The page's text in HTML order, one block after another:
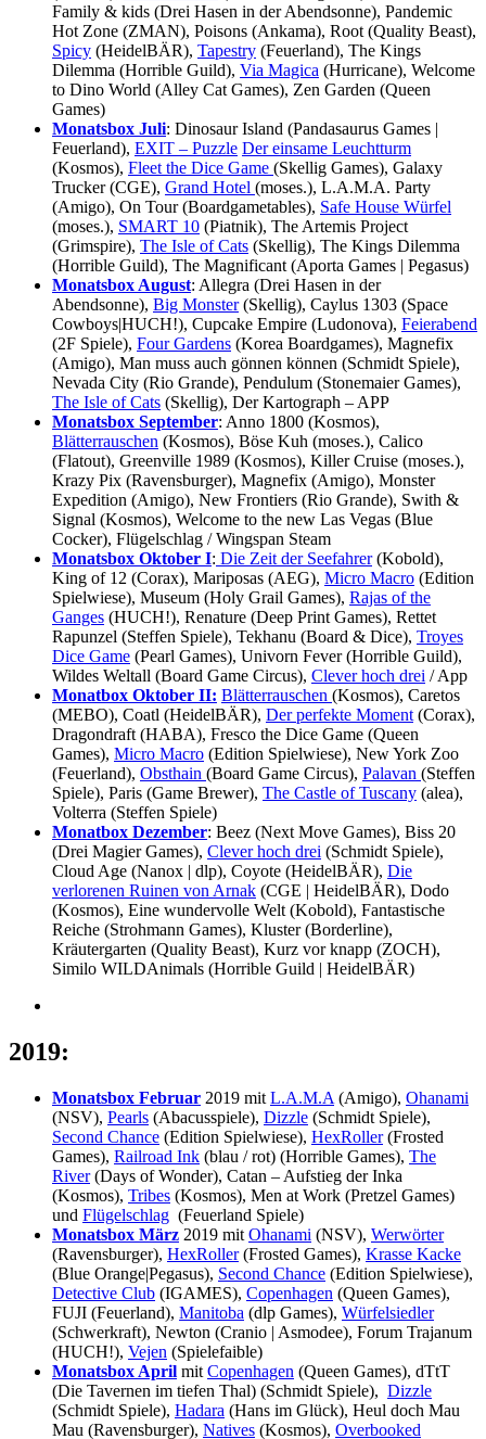
Family & kids (Drei Hasen in der Abendsonne), Pandemic
Hot Zone (ZMAN), Poisons (Ankama), Root (Quality Beast),
Spicy (HeidelBÄR), Tapestry (Feuerland), The Kings
Dilemma (Horrible Guild), Via Magica (Hurricane), Welcome
to Dino World (Alley Cat Games), Zen Garden (Queen
Games)
Monatsbox Juli: Dinosaur Island (Pandasaurus Games |
Feuerland), EXIT – Puzzle Der einsame Leuchtturm
(Kosmos), Fleet the Dice Game (Skellig Games), Galaxy
Trucker (CGE), Grand Hotel (moses.), L.A.M.A. Party
(Amigo), On Tour (Boardgametables), Safe House Würfel
(moses.), SMART 10 (Piatnik), The Artemis Project
(Grimspire), The Isle of Cats (Skellig), The Kings Dilemma
(Horrible Guild), The Magnificant (Aporta Games | Pegasus)
Monatsbox August: Allegra (Drei Hasen in der
Abendsonne), Big Monster(Skellig), Caylus 1303 (Space
Cowboys|HUCH!), Cupcake Empire (Ludonova), Feierabend
(2F Spiele), Four Gardens (Korea Boardgames), Magnefix
(Amigo), Man muss auch gönnen können (Schmidt Spiele),
Nevada City (Rio Grande), Pendulum (Stonemaier Games),
The Isle of Cats (Skellig), Der Kartograph – APP
Monatsbox September: Anno 1800 (Kosmos),
Blätterrauschen (Kosmos), Böse Kuh (moses.), Calico
(Flatout), Greenville 1989 (Kosmos), Killer Cruise (moses.),
Krazy Pix (Ravensburger), Magnefix (Amigo), Monster
Expedition (Amigo), New Frontiers (Rio Grande), Swith &
Signal (Kosmos), Welcome to the new Las Vegas (Blue
Cocker), Flügelschlag / Wingspan Steam
Monatsbox Oktober I: Die Zeit der Seefahrer(Kobold),
King of 12 (Corax), Mariposas (AEG), Micro Macro (Edition
Spielwiese), Museum (Holy Grail Games), Rajas of the
Ganges (HUCH!), Renature (Deep Print Games), Rettet
Rapunzel (Steffen Spiele), Tekhanu (Board & Dice), Troyes
Dice Game (Pearl Games), Univorn Fever (Horrible Guild),
Wildes Weltall (Board Game Circus), Clever hoch drei / App
Monatbox Oktober II: Blätterrauschen (Kosmos), Caretos
(MEBO), Coatl (HeidelBÄR), Der perfekte Moment (Corax),
Dragondraft (HABA), Fresco the Dice Game (Queen
Games), Micro Macro (Edition Spielwiese), New York Zoo
(Feuerland), Obsthain (Board Game Circus), Palavan (Steffen
Spiele), Paris (Game Brewer), The Castle of Tuscany (alea),
Volterra (Steffen Spiele)
Monatbox Dezember: Beez (Next Move Games), Biss 20
(Drei Magier Games), Clever hoch drei (Schmidt Spiele),
Cloud Age (Nanox | dlp), Coyote (HeidelBÄR), Die
verlorenen Ruinen von Arnak (CGE | HeidelBÄR), Dodo
(Kosmos), Eine wundervolle Welt (Kobold), Fantastische
Reiche (Strohmann Games), Kluster (Borderline),
Kräutergarten (Quality Beast), Kurz vor knapp (ZOCH),
Similo WILDAnimals (Horrible Guild | HeidelBÄR)
2019:
Monatsbox Februar 2019 mit L.A.M.A (Amigo), Ohanami
(NSV), Pearls (Abacusspiele), Dizzle (Schmidt Spiele),
Second Chance (Edition Spielwiese), HexRoller(Frosted
Games), Railroad Ink (blau / rot) (Horrible Games), The
River(Days of Wonder), Catan – Aufstieg der Inka
(Kosmos), Tribes (Kosmos), Men at Work (Pretzel Games)
und Flügelschlag (Feuerland Spiele)
Monatsbox März 2019 mit Ohanami (NSV), Werwörter
(Ravensburger), HexRoller(Frosted Games), Krasse Kacke
(Blue Orange|Pegasus), Second Chance (Edition Spielwiese),
Detective Club (IGAMES), Copenhagen (Queen Games),
FUJI (Feuerland), Manitoba (dlp Games), Würfelsiedler
(Schwerkraft), Newton (Cranio | Asmodee), Forum Trajanum
(HUCH!), Vejen (Spielefaible)
Monatsbox April mit Copenhagen (Queen Games), dTtT
(Die Tavernen im tiefen Thal) (Schmidt Spiele), Dizzle
(Schmidt Spiele), Hadara (Hans im Glück), Heul doch Mau
Mau (Ravensburger), Natives (Kosmos), Overbooked